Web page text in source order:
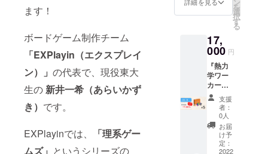
ます！
ボードゲーム制作チーム
「EXPlayin（エクスプレイ
ン）
」 の代表で、現役東大
生の新井一希（あらいかず
き） です。
EXPlayinでは、
「理系ゲー
ムズ」 というシリーズの
にて送
信しま
やボー
ドゲー
となど
で30分
話せる
プラン
です。
受験や
ゲーム
開発の
経験を
活か
し、支
援者様
を
選
択
す
る
17,
000 円
『熱力
学ワー
カー
ズ』５
セット
をお送
りしま
す。販
売予定
価格の
支援
者：
0人
お届
け予
定：
2022